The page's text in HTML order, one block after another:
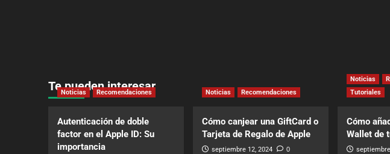
Te pueden interesar
Noticias Recomendaciones
Autenticación de doble
factor en el Apple ID: Su
importancia
Noticias Recomendaciones
Cómo canjear una GiftCard o
Tarjeta de Regalo de Apple
septiembre 12, 2024 0
Noticias
Tutoriales
Cómo
Wallet de